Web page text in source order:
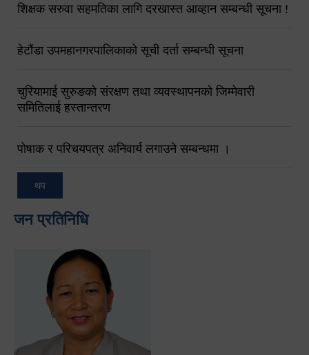
शिक्षक सरुवा सहमतिका लागि दरखास्त आव्हान सम्बन्धी सूचना !
हेटौंडा उपमहानगरपालिकाको सूची दर्ता सम्बन्धी सूचना
चुरियामाई सुरुङको संरक्षण तथा व्यवस्थापनको जिम्मेवारी
समितिलाई हस्तान्तरण
पोषाक र परिचयपत्र अनिवार्य लगाउने सम्बन्धमा ।
थप
जन प्रतिनिधि